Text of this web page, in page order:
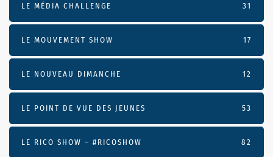
LE MÉDIA CHALLENGE 31
LE MOUVEMENT SHOW 17
LE NOUVEAU DIMANCHE 12
LE POINT DE VUE DES JEUNES 53
LE RICO SHOW – #RICOSHOW 82